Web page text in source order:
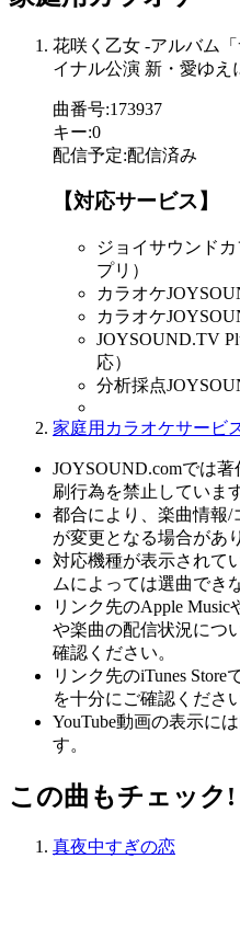
花咲く乙女 -アルバム
イナル公演 新・愛ゆえ
曲番号:173937
キー:0
配信予定:配信済み
【対応サービス】
ジョイサウンド
プリ）
カラオケ
カラオケ
JOYSOUND.TV
応）
分析採点
家庭用カラオケサービ
JOYSOUND.comでは
刷行為を禁止していま
都合により、楽曲情報/
が変更となる場合があ
対応機種が表示されて
ムによっては選曲でき
リンク先のApple Music
や楽曲の配信状況につ
確認ください。
リンク先のiTunes
を十分にご確認くださ
YouTube動画の表示には
す。
この曲もチェック!
真夜中すぎの恋